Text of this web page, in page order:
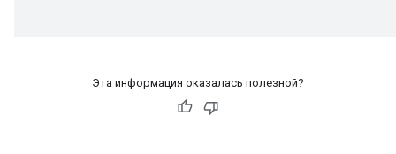
Эта информация оказалась полезной?